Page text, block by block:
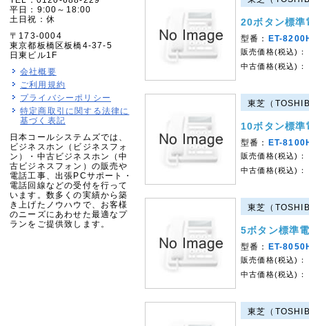
平日：9:00～18:00
土日祝：休
〒173-0004
東京都板橋区板橋4-37-5
日東ビル1F
会社概要
ご利用規約
プライバシーポリシー
特定商取引に関する法律に
基づく表記
日本コールシステムズでは、
ビジネスホン（ビジネスフォ
ン）・中古ビジネスホン（中
古ビジネスフォン）の販売や
電話工事、出張PCサポート・
電話回線などの受付を行って
います。数多くの実績から築
き上げたノウハウで、お客様
のニーズにあわせた最適なプ
ランをご提供致します。
20ボタン標準
型番： ET-
販売価格(税込)：
中古価格(税込)：
東芝（
10ボタン標準
型番： ET-
販売価格(税込)：
中古価格(税込)：
東芝（
5ボタン標準
型番： ET-
販売価格(税込)：
中古価格(税込)：
東芝（